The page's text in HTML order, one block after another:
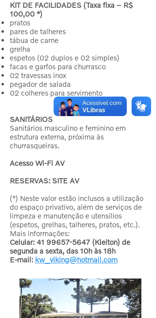
KIT DE FACILIDADES (Taxa fixa – R$
100,00 *)
pratos
pares de talheres
tábua de carne
grelha
espetos (02 duplos e 02 simples)
facas e garfos para churrasco
02 travessas inox
pegador de salada
02 colheres para servimento
SANITÁRIOS
Sanitários masculino e feminino em
estrutura externa, próxima às
churrasqueiras.
Acesso Wi-Fi AV
RESERVAS: SITE AV
(*) Neste valor estão inclusos a utilização
do espaço privativo, além de serviços de
limpeza e manutenção e utensílios
(espetos, grelhas, talheres, pratos, etc.).
Mais informações:​
Celular: 41 99657-5647 (Kleiton) de
segunda a sexta, das 10h às 18h
E-mail: kw_viking@hotmail.com